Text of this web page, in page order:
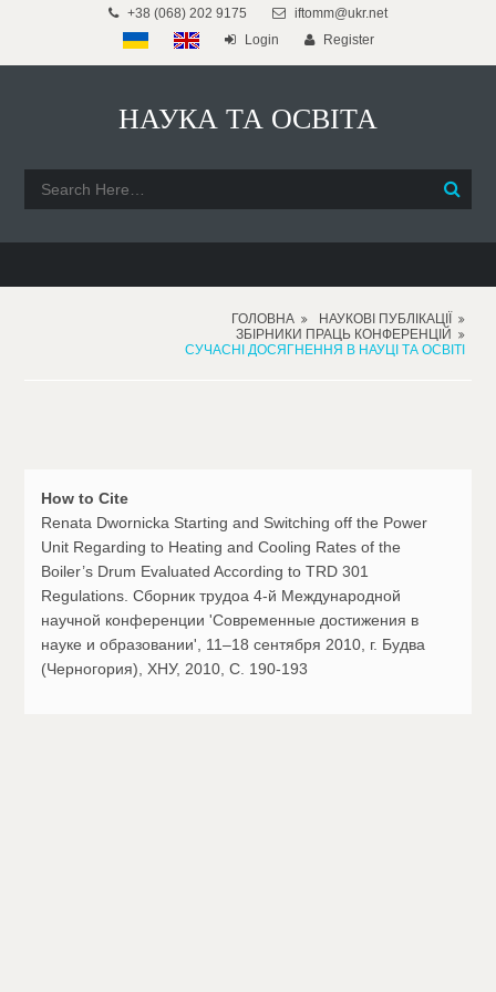
+38 (068) 202 9175
iftomm@ukr.net
Login
Register
НАУКА ТА ОСВІТА
ГОЛОВНА
НАУКОВІ ПУБЛІКАЦІЇ
ЗБІРНИКИ ПРАЦЬ КОНФЕРЕНЦІЙ
СУЧАСНІ ДОСЯГНЕННЯ В НАУЦІ ТА ОСВІТІ
How to Cite
Renata Dwornicka Starting and Switching off the Power
Unit Regarding to Heating and Cooling Rates of the
Boiler’s Drum Evaluated According to TRD 301
Regulations. Сборник трудоа 4-й Международной
научной конференции 'Современные достижения в
науке и образовании', 11–18 сентября 2010, г. Будва
(Черногория), ХНУ, 2010, С. 190-193